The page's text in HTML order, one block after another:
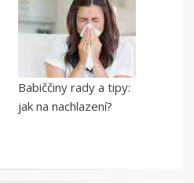
Babiččiny rady a tipy:
jak na nachlazení?